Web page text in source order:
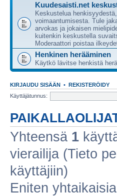
Kuudesaisti.net
Keskustelua
voimaantumisesta. Tule
arvokas ja jokaisen
kuitenkin keskustella
Moderaattori poistaa
Henkinen herääminen
Käytkö lävitse henkistä
KIRJAUDU SISÄÄN • REKISTERÖIDY
Käyttäjätunnus:
Yhteensä 1
vierailija (Tieto
käyttäjiin)
Eniten